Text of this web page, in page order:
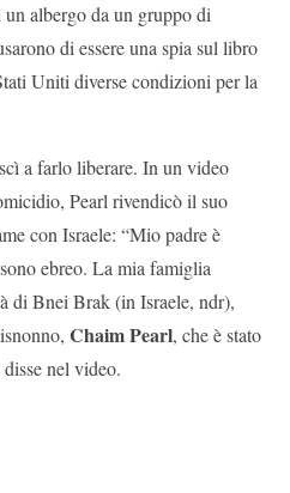
albergo da un gruppo di
di essere una spia sul libro
Uniti diverse condizioni per la
a farlo liberare. In un video
Pearl rivendicò il suo
con Israele: “Mio padre è
ebreo. La mia famiglia
di Bnei Brak (in Israele, ndr),
Chaim Pearl, che è stato
nel video.